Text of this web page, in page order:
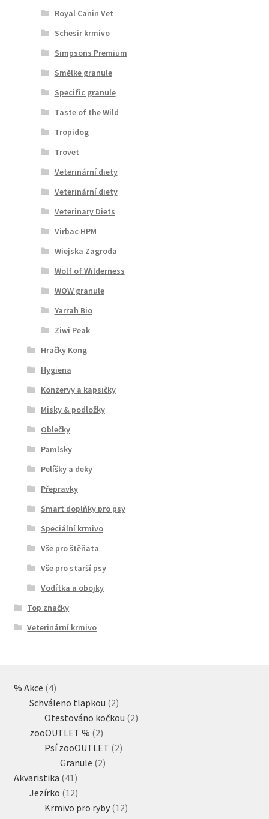
Royal Canin Vet
Schesir krmivo
Simpsons Premium
Smělke granule
Specific granule
Taste of the Wild
Tropidog
Trovet
Veterinární diety
Veterinární diety
Veterinary Diets
Virbac HPM
Wiejska Zagroda
Wolf of Wilderness
WOW granule
Yarrah Bio
Ziwi Peak
Hračky Kong
Hygiena
Konzervy a kapsičky
Misky & podložky
Oblečky
Pamlsky
Pelíšky a deky
Přepravky
Smart doplňky pro psy
Speciální krmivo
Vše pro štěňata
Vše pro starší psy
Vodítka a obojky
Top značky
Veterinární krmivo
% Akce 44
produkty
Schváleno tlapkou 22
produkty
Otestováno kočkou 22
zooOUTLET % 22
produkty
Psí zooOUTLET 22
Granule 22
Akvaristika 41 41
produktů
Jezírko 1212
produktů
Krmivo pro ryby 1212